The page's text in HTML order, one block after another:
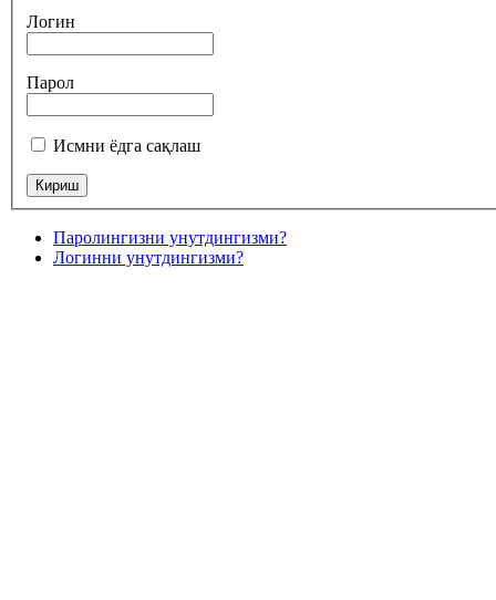
Логин
Парол
Исмни ёдга сақлаш
Паролингизни унутдингизми?
Логинни унутдингизми?